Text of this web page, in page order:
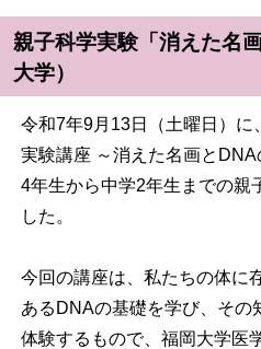
親子科学実験「消えた名
大学）
令和7年9月13日（土曜日）に
実験講座 ～消えた名画と
4年生から中学2年生までの親
した。
今回の講座は、私たちの体に
あるDNAの基礎を学び、その
体験するもので、福岡大学医